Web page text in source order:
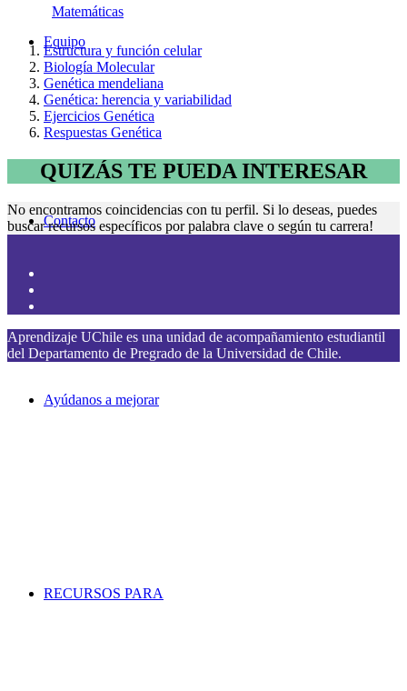
Equipo
Contacto
Ayúdanos a mejorar
RECURSOS PARA
Matemáticas
Estructura y función celular
Biología Molecular
Genética mendeliana
Genética: herencia y variabilidad
Ejercicios Genética
Respuestas Genética
QUIZÁS TE PUEDA INTERESAR
No encontramos coincidencias con tu perfil. Si lo deseas, puedes
buscar recursos específicos por palabra clave o según tu carrera!
Aprendizaje UChile es una unidad de acompañamiento estudiantil
del Departamento de Pregrado de la Universidad de Chile.